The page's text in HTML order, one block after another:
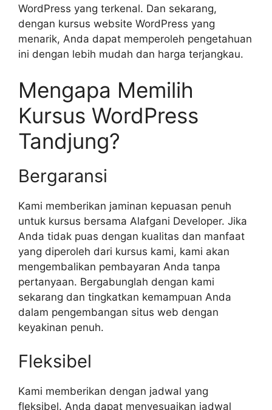
WordPress yang terkenal. Dan sekarang,
dengan kursus website WordPress yang
menarik, Anda dapat memperoleh pengetahuan
ini dengan lebih mudah dan harga terjangkau.
Mengapa Memilih
Kursus WordPress
Tandjung?
Bergaransi
Kami memberikan jaminan kepuasan penuh
untuk kursus bersama Alafgani Developer. Jika
Anda tidak puas dengan kualitas dan manfaat
yang diperoleh dari kursus kami, kami akan
mengembalikan pembayaran Anda tanpa
pertanyaan. Bergabunglah dengan kami
sekarang dan tingkatkan kemampuan Anda
dalam pengembangan situs web dengan
keyakinan penuh.
Fleksibel
Kami memberikan dengan jadwal yang
fleksibel. Anda dapat menyesuaikan jadwal